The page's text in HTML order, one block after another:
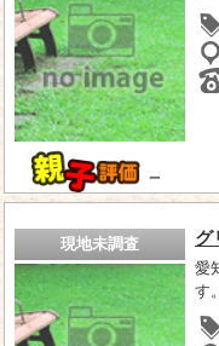
－
現地未調査 グ
愛
す。